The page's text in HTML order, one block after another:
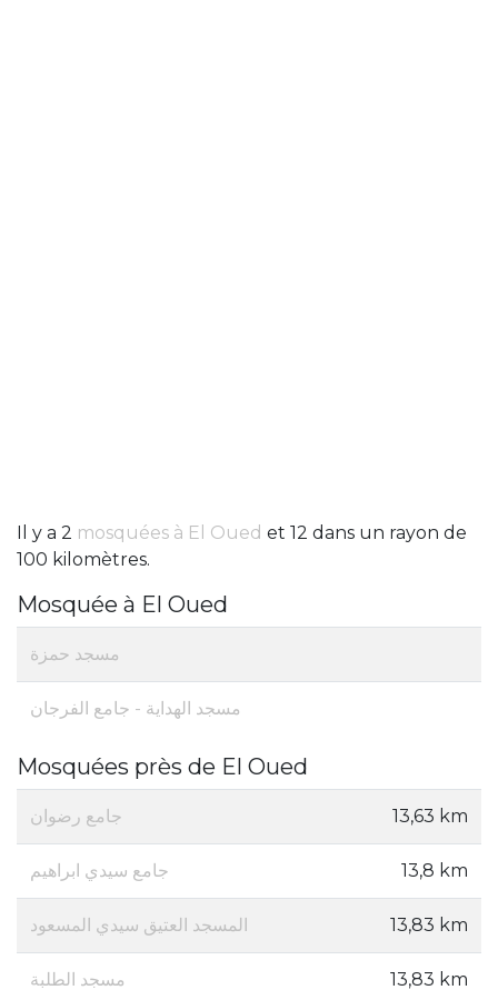
Il y a 2 mosquées à El Oued et 12 dans un rayon de
100 kilomètres.
Mosquée à El Oued
مسجد حمزة
مسجد الهداية - جامع الفرجان
Mosquées près de El Oued
جامع رضوان 13,63 km
جامع سيدي ابراهيم 13,8 km
المسجد العتيق سيدي المسعود 13,83 km
مسجد الطلبة 13,83 km